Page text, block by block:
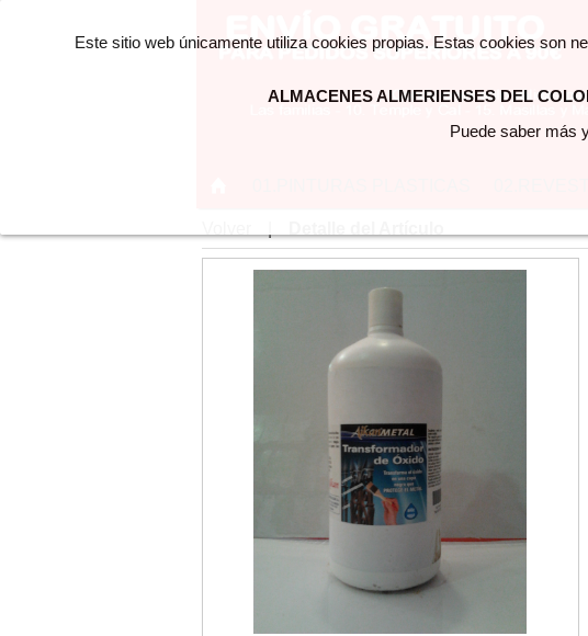
Este sitio web únicamente utiliza cookies propias. Estas cookies son
ALMACENES ALMERIENSES DEL
Puede saber más